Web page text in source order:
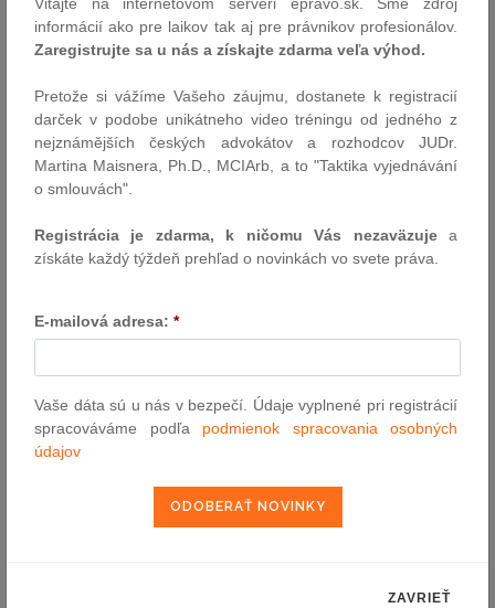
rozhodnutí z oblasti zdravotného poistenia a zdravotnej
starostlivosti, štátnych sociálnych dávok, sociálnej pomoci, služieb
zamestnanosti, konania vo veciach sociálnych a správneho
súdnictva v sociálnych veciach. Štruktúra spracovania publikácie,
ako aj jej rozsah boli prispôsobené tomu, aby čo najlepšie
odzrkadlil širokú škálu právnych problémov v sociálnej oblasti.
Zostavený výber obsahuje predovšetkým rozhodnutia a
stanoviská schválené správnym kolégiom NS SR uverejnené v
od roku 2005, kedy začali byť uverejňované prvé rozhodnutia
týkajúce sa zákona č. 461/2003 Z. z. o sociálnom poistení v z. n.
p. Vo výbere sú obsiahnuté tiež zásadné časti nálezov Ústavného
činnosti súdov v dôchodkovej a sociálnej oblasti.Cieľom autoriek
bolo priniesť na knižný trh dielo, ktoré by uľahčilo nielen orgánom
ale aj občanom, orientáciu v zložitej problematike sociálneho
poistenia a zabezpečenia a v ostatných oblastiach sociálnych
vecí. Publikácia môže zároveň poslúžiť aj Ministerstvu práce,
aby získali rozsiahlejší pohľad na problémy adresátov právnych
noriem a prípadne využili takéto poznatky vo svojej legislatívnej
informácií ako pre laikov tak aj pre právnikov profesionálov.
Zaregistrujte sa u nás a získajte zdarma veľa výhod.
Pretože si vážíme Vašeho záujmu, dostanete k registracií
darček v podobe unikátneho video tréningu od jedného z
nejznámějších českých advokátov a rozhodcov JUDr.
Martina Maisnera, Ph.D., MCIArb, a to "Taktika vyjednávání
o smlouvách".
Registrácia je zdarma, k ničomu Vás nezaväzujea
získáte každý týždeň prehľad o novinkách vo svete práva.
E-mailová adresa: *
Vaše dáta sú u nás v bezpečí. Údaje vyplnené pri registrácií
spracováváme podľa podmienok spracovania osobných
údajov
ZAVRIEŤ